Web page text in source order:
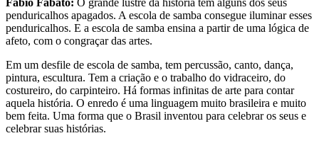
penduricalhos apagados. A escola de samba consegue iluminar esses
penduricalhos. E a escola de samba ensina a partir de uma lógica de
afeto, com o congraçar das artes.
Em um desfile de escola de samba, tem percussão, canto, dança,
pintura, escultura. Tem a criação e o trabalho do vidraceiro, do
costureiro, do carpinteiro. Há formas infinitas de arte para contar
aquela história. O enredo é uma linguagem muito brasileira e muito
bem feita. Uma forma que o Brasil inventou para celebrar os seus e
celebrar suas histórias.